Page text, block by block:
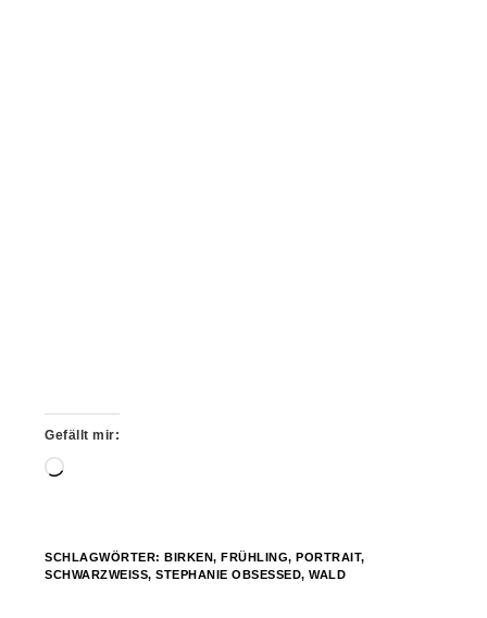
Gefällt mir:
Wird
SCHLAGWÖRTER:BIRKEN,FRÜHLING,PORTRAIT,
SCHWARZWEISS
,STEPHANIE OBSESSED,WALD